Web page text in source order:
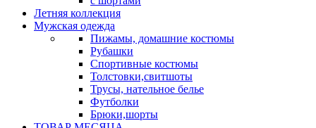
Летняя коллекция
Мужская одежда
Пижамы, домашние костюмы
Рубашки
Спортивные костюмы
Толстовки,свитшоты
Трусы, нательное белье
Футболки
Брюки,шорты